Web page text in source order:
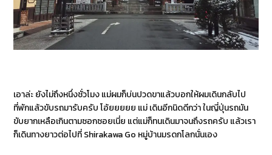
เอาล่ะ ยังไม่ถึงหนึ่งชั่วโมง แม่ผมก็บ่นปวดขาแล้วบอกให้ผมเดินกลับไป
ที่พักแล้วขับรถมารับครับ โอ้ยยยยย แม่ เดินอีกนิดดีกว่า ในญี่ปุ่นรถมัน
ขับยากเหลือเกินตามซอกซอยเนี่ย แต่แม่ก็ทนเดินมาจนถึงรถครับ แล้วเรา
ก็เดินทางยาวต่อไปที่ Shirakawa Go หมู่บ้านมรดกโลกนั่นเอง